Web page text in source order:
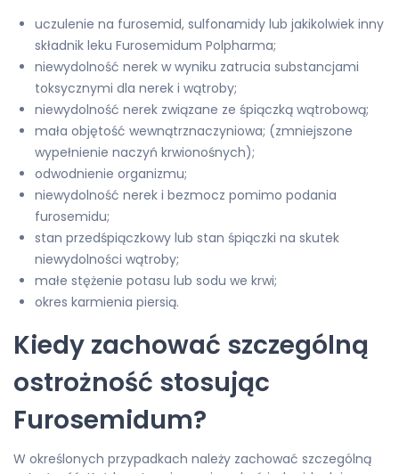
uczulenie na furosemid, sulfonamidy lub jakikolwiek inny
składnik leku Furosemidum Polpharma;
niewydolność nerek w wyniku zatrucia substancjami
toksycznymi dla nerek i wątroby;
niewydolność nerek związane ze śpiączką wątrobową;
mała objętość wewnątrznaczyniowa; (zmniejszone
wypełnienie naczyń krwionośnych);
odwodnienie organizmu;
niewydolność nerek i bezmocz pomimo podania
furosemidu;
stan przedśpiączkowy lub stan śpiączki na skutek
niewydolności wątroby;
małe stężenie potasu lub sodu we krwi;
okres karmienia piersią.
Kiedy zachować szczególną
ostrożność stosując
Furosemidum?
W określonych przypadkach należy zachować szczególną